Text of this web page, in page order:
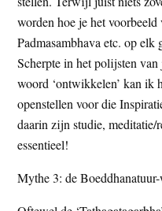
worden hoe je het
Padmasambhava etc. op elk
Scherpte in het polijsten
woord ‘ontwikkelen’ kan ik
openstellen voor die
daarin zijn studie, meditatie/
essentieel!
Mythe 3: de